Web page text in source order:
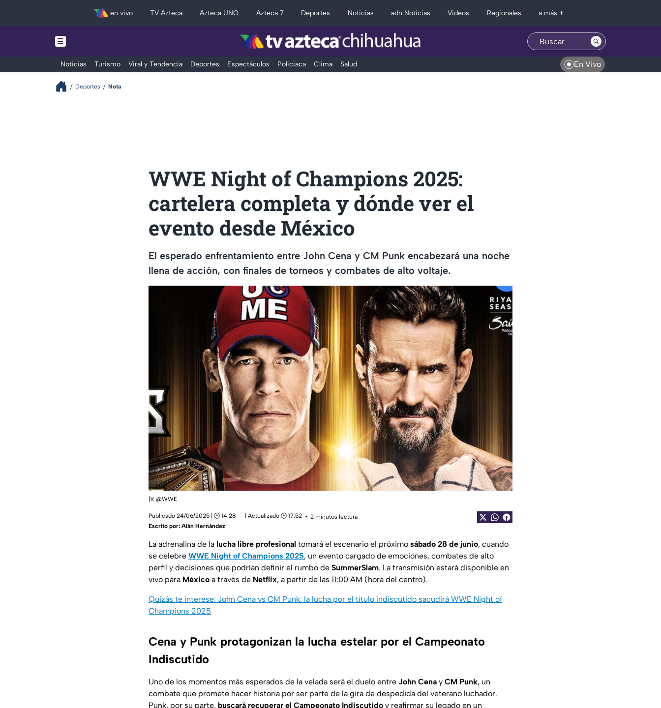
en vivo TV Azteca Azteca UNO Azteca 7 Deportes Noticias adn Noticias Videos Regionales a más +
Noticias Turismo Viral y Tendencia Deportes Espectáculos Policiaca Clima Salud En Vivo
Deportes Nota
WWE Night of Champions 2025:
cartelera completa y dónde ver el
evento desde México
El esperado enfrentamiento entre John Cena y CM Punk encabezará una noche
llena de acción, con finales de torneos y combates de alto voltaje.
|X @WWE
Publicado 24/06/2025 | 🕑 14:28 | Actualizado 🕑 17:52
2 minutos lectura
Escrito por: Alán Hernández
La adrenalina de la lucha libre profesional tomará el escenario el próximo sábado 28 de junio, cuando
se celebre WWE Night of Champions 2025, un evento cargado de emociones, combates de alto
perfil y decisiones que podrían definir el rumbo de SummerSlam. La transmisión estará disponible en
vivo para México a través de Netflix, a partir de las 11:00 AM (hora del centro).
Quizás te interese: John Cena vs CM Punk: la lucha por el título indiscutido sacudirá WWE Night of
Champions 2025
Cena y Punk protagonizan la lucha estelar por el Campeonato
Indiscutido
Uno de los momentos más esperados de la velada será el duelo entre John Cena y CM Punk, un
combate que promete hacer historia por ser parte de la gira de despedida del veterano luchador.
Punk, por su parte, buscará recuperar el Campeonato Indiscutido y reafirmar su legado en un